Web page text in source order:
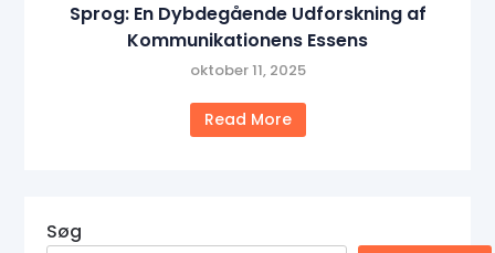
Sprog: En Dybdegående Udforskning af
Kommunikationens Essens
oktober 11, 2025
Read More
Søg